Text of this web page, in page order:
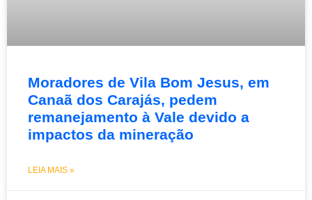
Moradores de Vila Bom Jesus, em
Canaã dos Carajás, pedem
remanejamento à Vale devido a
impactos da mineração
LEIA MAIS »